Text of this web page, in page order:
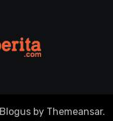
Blogusby Themeansar.